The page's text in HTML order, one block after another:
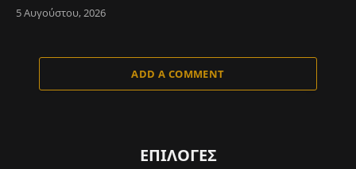
5 Αυγούστου, 2026
ADD A COMMENT
ΕΠΙΛΟΓΈΣ